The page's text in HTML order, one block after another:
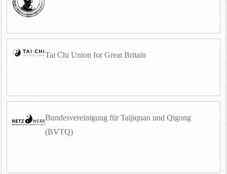
Tai Chi Union for Great Britain
Bundesvereinigung für Taijiquan und Qigong
(BVTQ)